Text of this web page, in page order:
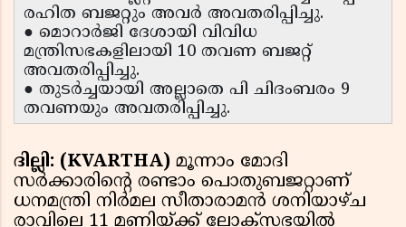
രഹിത ബജറ്റും അവര്‍ അവതരിപ്പിച്ചു.
● മൊറാര്‍ജി ദേശായി വിവിധ
മന്ത്രിസഭകളിലായി 10 തവണ ബജറ്റ്
അവതരിപ്പിച്ചു.
● തുടര്‍ച്ചയായി അല്ലാതെ പി ചിദംബരം 9
തവണയും അവതരിപ്പിച്ചു.
ദില്ലി: (KVARTHA) മൂന്നാം മോദി
സര്‍ക്കാരിന്റെ രണ്ടാം പൊതുബജറ്റാണ്
ധനമന്ത്രി നിര്‍മല സീതാരാമന്‍ ശനിയാഴ്ച
രാവിലെ 11 മണിയ്ക്ക് ലോക്‌സഭയില്‍